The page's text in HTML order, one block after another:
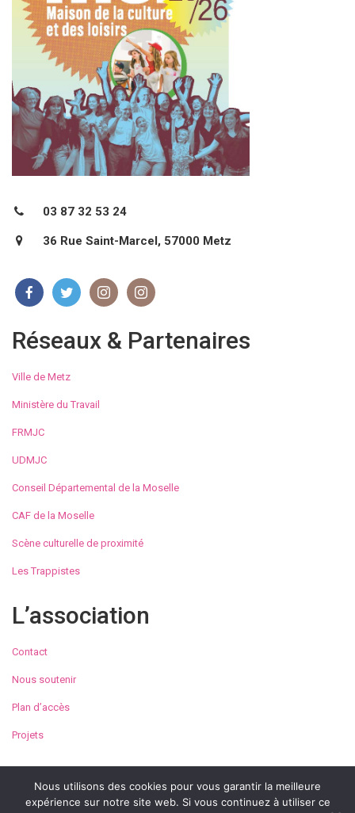
03 87 32 53 24
36 Rue Saint-Marcel, 57000 Metz
Réseaux & Partenaires
Ville de Metz
Ministère du Travail
FRMJC
UDMJC
Conseil Départemental de la Moselle
CAF de la Moselle
Scène culturelle de proximité
Les Trappistes
L’association
Contact
Nous soutenir
Plan d’accès
Projets
© Maison de la Culture et des Loisirs de Metz 2023
Nous utilisons des cookies pour vous garantir la meilleure
expérience sur notre site web. Si vous continuez à utiliser ce